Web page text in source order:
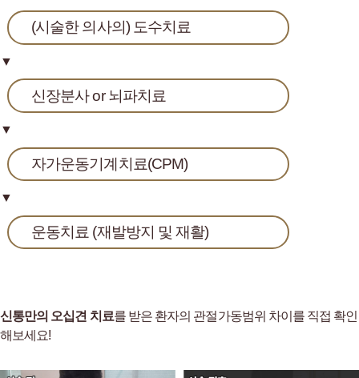
(시술한 의사의) 도수치료
▼
신장분사 or 뇌파치료
▼
자가운동기계치료(CPM)
▼
운동치료 (재발방지 및 재활)
신통만의 오십견 치료를 받은 환자의 관절가동범위 차이를 직접 확인
해보세요!